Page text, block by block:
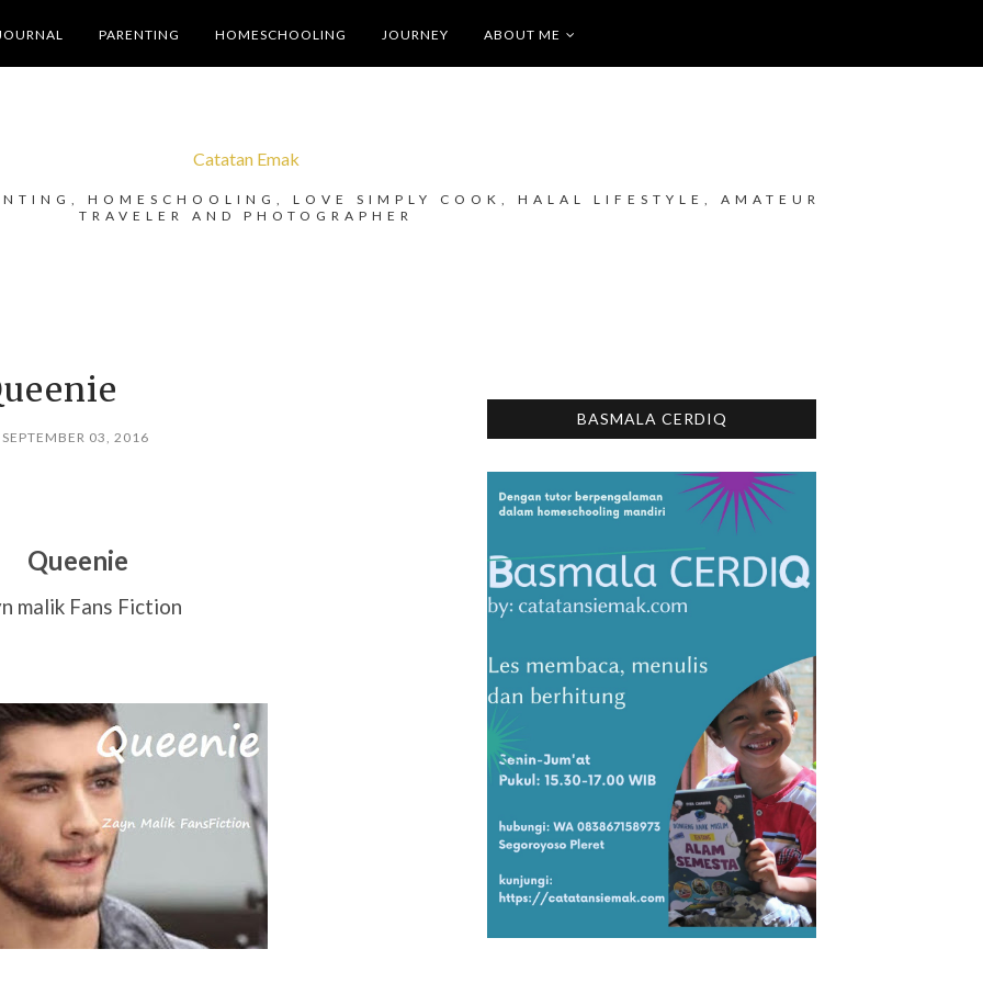
PARENTING HOMESCHOOLING JOURNEY ABOUT ME
Catatan Emak
HOMESCHOOLING, LOVE SIMPLY COOK, HALAL LIFESTYLE, AMATEUR
TRAVELER AND PHOTOGRAPHER
03, 2016
Queenie
malik Fans Fiction
BASMALA CERDIQ